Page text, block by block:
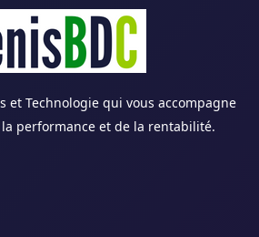
et Technologie qui vous accompagne
performance et de la rentabilité.